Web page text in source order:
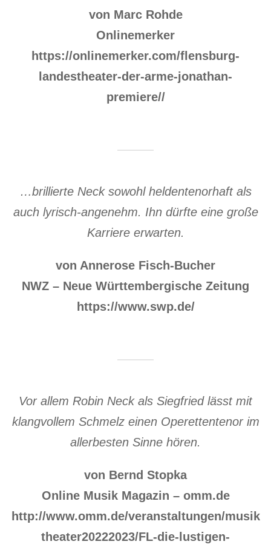
von Marc Rohde
Onlinemerker
https://onlinemerker.com/flensburg-
landestheater-der-arme-jonathan-
premiere//
…brillierte Neck sowohl heldentenorhaft als
auch lyrisch-angenehm. Ihn dürfte eine große
Karriere erwarten.
von Annerose Fisch-Bucher
NWZ – Neue Württembergische Zeitung
https://www.swp.de/
Vor allem Robin Neck als Siegfried lässt mit
klangvollem Schmelz einen Operettentenor im
allerbesten Sinne hören.
von Bernd Stopka
Online Musik Magazin – omm.de
http://www.omm.de/veranstaltungen/musik
theater20222023/FL-die-lustigen-